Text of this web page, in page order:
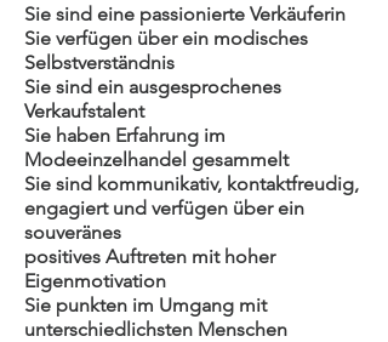
Sie sind eine passionierte Verkäuferin
Sie verfügen über ein modisches
Selbstverständnis
Sie sind ein ausgesprochenes
Verkaufstalent
Sie haben Erfahrung im
Modeeinzelhandel gesammelt
Sie sind kommunikativ, kontaktfreudig,
engagiert und verfügen über ein
souveränes
positives Auftreten mit hoher
Eigenmotivation
Sie punkten im Umgang mit
unterschiedlichsten Menschen